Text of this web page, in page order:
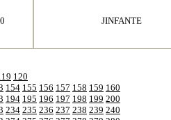
JINFANTE
120
154 155 156 157 158 159 160
194 195 196 197 198 199 200
234 235 236 237 238 239 240